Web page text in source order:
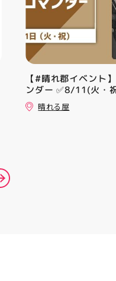
【#晴れ郡イベント
ンダー ✅8/11(火・
⚔️イベント構成⚔️ ス
+決勝ラウンド 🏆賞
晴れる屋